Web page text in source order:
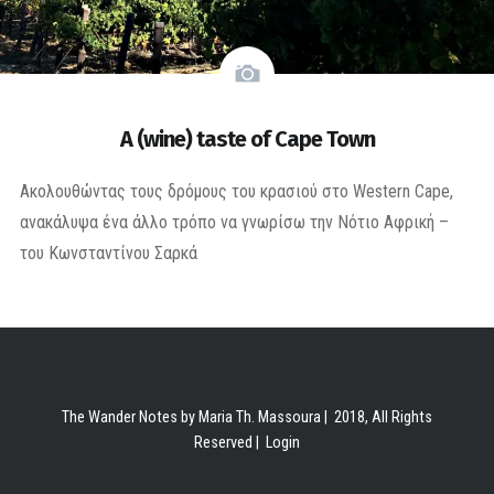
A (wine) taste of Cape Town
Ακολουθώντας τους δρόμους του κρασιού στο Western Cape,
ανακάλυψα ένα άλλο τρόπο να γνωρίσω την Νότιο Αφρική –
του Κωνσταντίνου Σαρκά
The Wander Notes by Maria Th. Massoura | 2018, All Rights
Reserved |
Login